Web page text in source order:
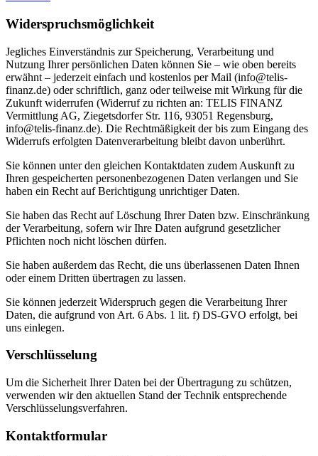
Widerspruchsmöglichkeit
Jegliches Einverständnis zur Speicherung, Verarbeitung und
Nutzung Ihrer persönlichen Daten können Sie – wie oben bereits
erwähnt – jederzeit einfach und kostenlos per Mail (info@telis-
finanz.de) oder schriftlich, ganz oder teilweise mit Wirkung für die
Zukunft widerrufen (Widerruf zu richten an: TELIS FINANZ
Vermittlung AG, Ziegetsdorfer Str. 116, 93051 Regensburg,
info@telis-finanz.de). Die Rechtmäßigkeit der bis zum Eingang des
Widerrufs erfolgten Datenverarbeitung bleibt davon unberührt.
Sie können unter den gleichen Kontaktdaten zudem Auskunft zu
Ihren gespeicherten personenbezogenen Daten verlangen und Sie
haben ein Recht auf Berichtigung unrichtiger Daten.
Sie haben das Recht auf Löschung Ihrer Daten bzw. Einschränkung
der Verarbeitung, sofern wir Ihre Daten aufgrund gesetzlicher
Pflichten noch nicht löschen dürfen.
Sie haben außerdem das Recht, die uns überlassenen Daten Ihnen
oder einem Dritten übertragen zu lassen.
Sie können jederzeit Widerspruch gegen die Verarbeitung Ihrer
Daten, die aufgrund von Art. 6 Abs. 1 lit. f) DS-GVO erfolgt, bei
uns einlegen.
Verschlüsselung
Um die Sicherheit Ihrer Daten bei der Übertragung zu schützen,
verwenden wir den aktuellen Stand der Technik entsprechende
Verschlüsselungsverfahren.
Kontaktformular